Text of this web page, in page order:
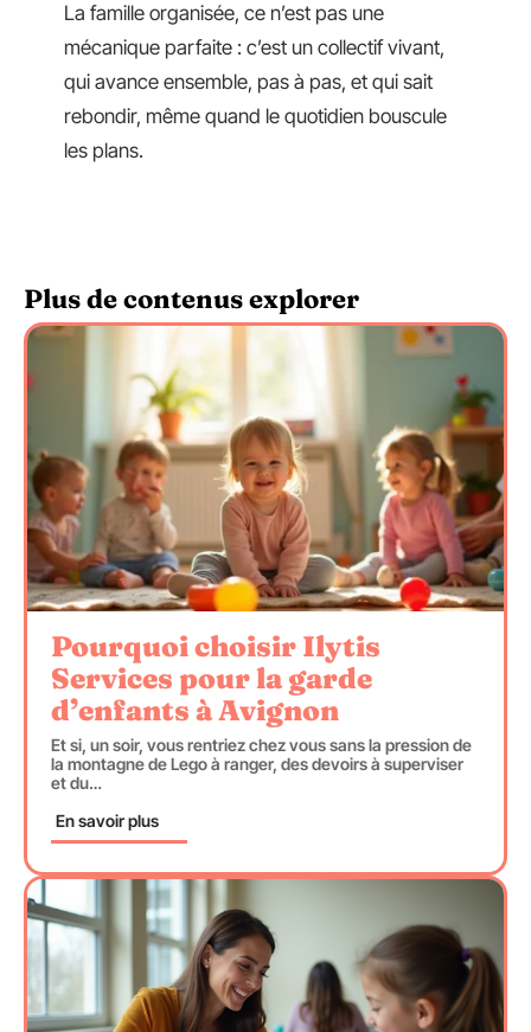
La famille organisée, ce n’est pas une
mécanique parfaite : c’est un collectif vivant,
qui avance ensemble, pas à pas, et qui sait
rebondir, même quand le quotidien bouscule
les plans.
Plus de contenus explorer
Pourquoi choisir Ilytis
Services pour la garde
d’enfants à Avignon
Et si, un soir, vous rentriez chez vous sans la pression de
la montagne de Lego à ranger, des devoirs à superviser
et du…
En savoir plus